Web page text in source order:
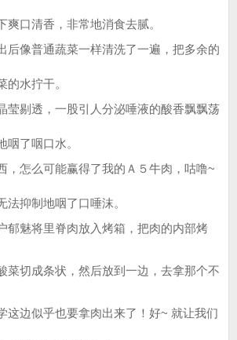
爽口清香，非常地消食去腻。
像普通蔬菜一样清洗了一遍，把多余的
的水拧干。
剔透，一股引人分泌唾液的酸香飘飘荡
咽了咽口水。
怎么可能赢得了我的Ａ５牛肉，咕噜~
法抑制地咽了口唾沫。
魅将里脊肉放入烤箱，把肉的内部烤
切成条状，然后放到一边，去拿那个不
边似乎也要拿肉出来了！好~ 就让我们